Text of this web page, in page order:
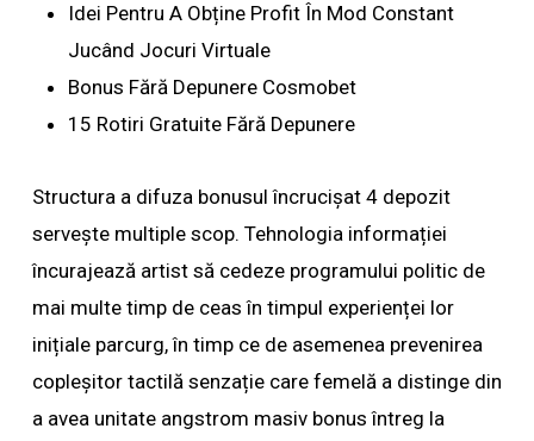
Idei Pentru A Obține Profit În Mod Constant
Jucând Jocuri Virtuale
Bonus Fără Depunere Cosmobet
15 Rotiri Gratuite Fără Depunere
Structura a difuza bonusul încrucișat 4 depozit
servește multiple scop. Tehnologia informației
încurajează artist să cedeze programului politic de
mai multe timp de ceas în timpul experienței lor
inițiale parcurg, în timp ce de asemenea prevenirea
copleșitor tactilă senzație care femelă a distinge din
a avea unitate angstrom masiv bonus întreg la